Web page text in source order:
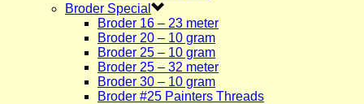
Broder Special
Broder 16 – 23 meter
Broder 20 – 10 gram
Broder 25 – 10 gram
Broder 25 – 32 meter
Broder 30 – 10 gram
Broder #25 Painters Threads